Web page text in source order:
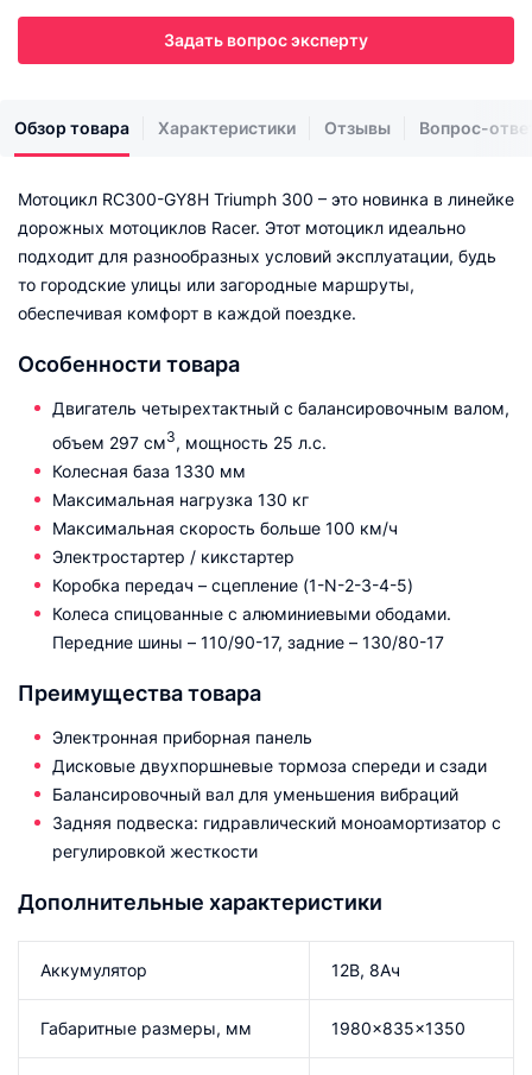
Задать вопрос эксперту
Обзор товара Характеристики Отзывы Вопрос-
Мотоцикл RC300-GY8H Triumph 300 – это новинка в линейке
дорожных мотоциклов Racer. Этот мотоцикл идеально
подходит для разнообразных условий эксплуатации, будь
то городские улицы или загородные маршруты,
обеспечивая комфорт в каждой поездке.
Особенности товара
Двигатель четырехтактный с балансировочным валом,
объем 297 см3, мощность 25 л.с.
Колесная база 1330 мм
Максимальная нагрузка 130 кг
Максимальная скорость больше 100 км/ч
Электростартер / кикстартер
Коробка передач – сцепление (1-N-2-3-4-5)
Колеса спицованные с алюминиевыми ободами.
Передние шины – 110/90-17, задние – 130/80-17
Преимущества товара
Электронная приборная панель
Дисковые двухпоршневые тормоза спереди и сзади
Балансировочный вал для уменьшения вибраций
Задняя подвеска: гидравлический моноамортизатор с
регулировкой жесткости
Дополнительные характеристики
Аккумулятор 12В, 8Ач
Габаритные размеры, мм 1980x835x1350